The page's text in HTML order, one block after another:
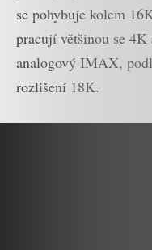
se pohybuje kolem
pracují většinou se
analogový IMAX,
rozlišení 18K.